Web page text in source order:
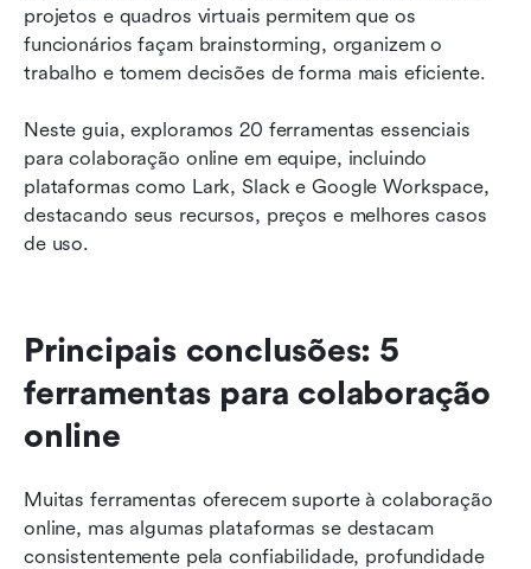
projetos e quadros virtuais permitem que os
funcionários façam brainstorming, organizem o
trabalho e tomem decisões de forma mais eficiente.
Neste guia, exploramos 20 ferramentas essenciais
para colaboração online em equipe, incluindo
plataformas como Lark, Slack e Google Workspace,
destacando seus recursos, preços e melhores casos
de uso.
Principais conclusões: 5
ferramentas para colaboração
online
Muitas ferramentas oferecem suporte à colaboração
online, mas algumas plataformas se destacam
consistentemente pela confiabilidade, profundidade